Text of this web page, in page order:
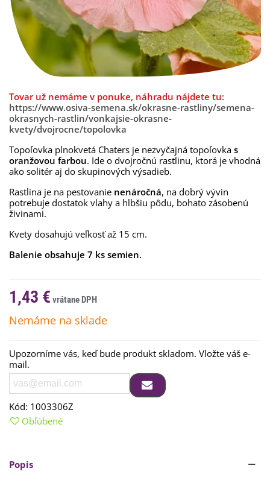
Tovar už nemáme v ponuke, náhradu nájdete tu:
https://www.osiva-semena.sk/okrasne-rastliny/semena-
okrasnych-rastlin/vonkajsie-okrasne-
kvety/dvojrocne/topolovka
Topoľovka plnokvetá Chaters je nezvyčajná topoľovka s
oranžovou farbou. Ide o dvojročnú rastlinu, ktorá je vhodná
ako solitér aj do skupinových výsadieb.
Rastlina je na pestovanie nenáročná, na dobrý vývin
potrebuje dostatok vlahy a hlbšiu pôdu, bohato zásobenú
živinami.
Kvety dosahujú veľkosť až 15 cm.
Balenie obsahuje 7 ks semien.
1,43 €
Nemáme na sklade
Upozorníme vás, keď bude produkt skladom. Vložte váš e-
mail.
Kód: 1003306Z
Obľúbené
Popis